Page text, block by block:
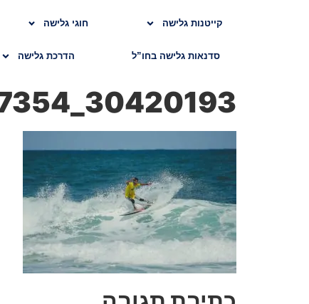
קייטנות גלישה חוגי גלישה
סדנאות גלישה בחו”ל הדרכת גלישה
30420193_10156301599227354_1351939615954157759_o